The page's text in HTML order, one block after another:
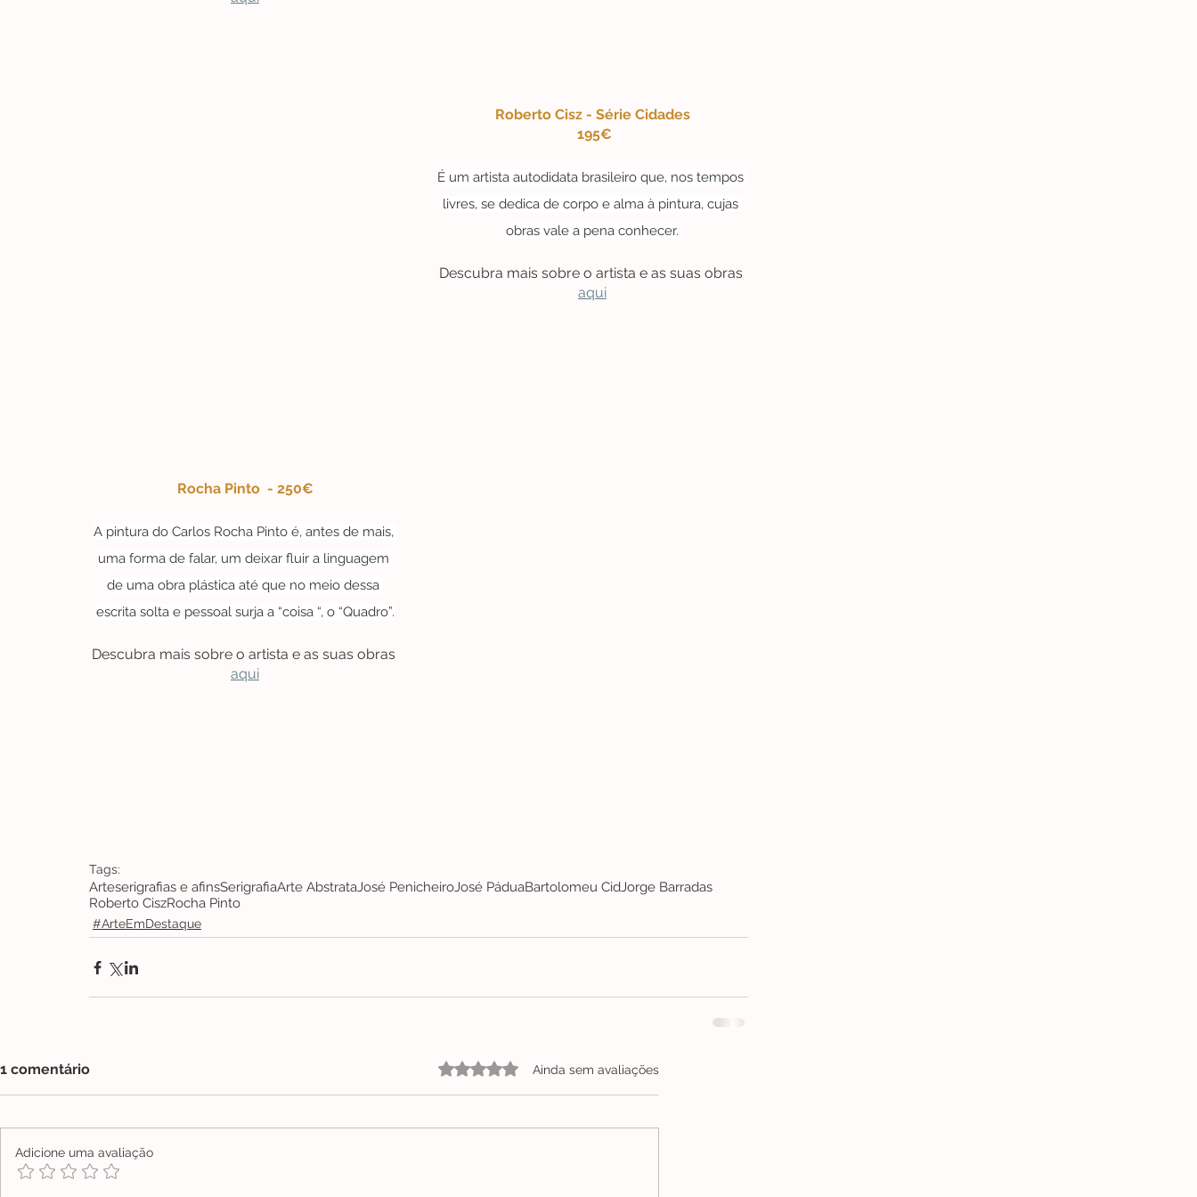
Roberto Cisz - Série Cidades
195€
É um artista autodidata brasileiro que, nos tempos
livres, se dedica de corpo e alma à pintura, cujas
obras vale a pena conhecer.
Descubra mais sobre o artista e as suas obras
aqui
Rocha Pinto  - 250€
A pintura do Carlos Rocha Pinto é, antes de mais,
uma forma de falar, um deixar fluir a linguagem
de uma obra plástica até que no meio dessa
escrita solta e pessoal surja a “coisa “, o “Quadro”.
Descubra mais sobre o artista e as suas obras
aqui
Tags:
Arteserigrafias e afinsSerigrafiaArte AbstrataJosé PenicheiroJosé PáduaBartolomeu CidJorge Barradas
Roberto CiszRocha Pinto
#ArteEmDestaque
1 comentário Avaliado com 0 de 5 estrelas.
Ainda sem avaliações
Adicione uma avaliação